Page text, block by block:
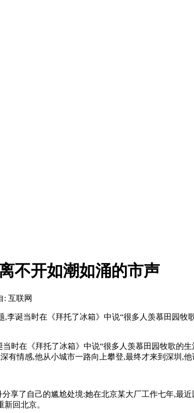
不开如潮如涌的市声
: 互联网
当时在《拜托了冰箱》中说“很多人羡慕田园牧
在《拜托了冰箱》中说“很多人羡慕田园牧歌的
有情感,他从小城市一路向上攀登,最终才来到深圳,他
了自己的尴尬处境:她在北京某大厂工作七年,最
回北京。